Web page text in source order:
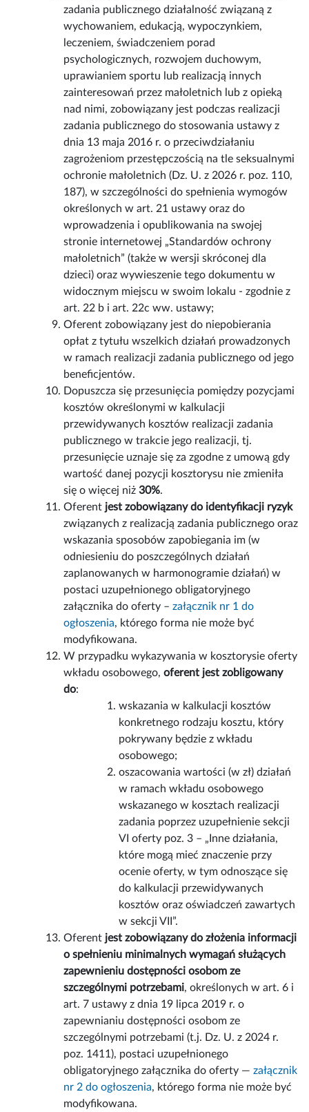
zadania publicznego działalność związaną z
wychowaniem, edukacją, wypoczynkiem,
leczeniem, świadczeniem porad
psychologicznych, rozwojem duchowym,
uprawianiem sportu lub realizacją innych
zainteresowań przez małoletnich lub z opieką
nad nimi, zobowiązany jest podczas realizacji
zadania publicznego do stosowania ustawy z
dnia 13 maja 2016 r. o przeciwdziałaniu
zagrożeniom przestępczością na tle seksualnymi
ochronie małoletnich (Dz. U. z 2026 r. poz. 110,
187), w szczególności do spełnienia wymogów
określonych w art. 21 ustawy oraz do
wprowadzenia i opublikowania na swojej
stronie internetowej „Standardów ochrony
małoletnich” (także w wersji skróconej dla
dzieci) oraz wywieszenie tego dokumentu w
widocznym miejscu w swoim lokalu - zgodnie z
art. 22 b i art. 22c ww. ustawy;
Oferent zobowiązany jest do niepobierania
opłat z tytułu wszelkich działań prowadzonych
w ramach realizacji zadania publicznego od jego
beneficjentów.
Dopuszcza się przesunięcia pomiędzy pozycjami
kosztów określonymi w kalkulacji
przewidywanych kosztów realizacji zadania
publicznego w trakcie jego realizacji, tj.
przesunięcie uznaje się za zgodne z umową gdy
wartość danej pozycji kosztorysu nie zmieniła
się o więcej niż30%.
Oferent jest zobowiązany do identyfikacji ryzyk
związanych z realizacją zadania publicznego oraz
wskazania sposobów zapobiegania im (w
odniesieniu do poszczególnych działań
zaplanowanych w harmonogramie działań) w
postaci uzupełnionego obligatoryjnego
załącznika do oferty –załącznik nr 1 do
ogłoszenia, którego forma nie może być
modyfikowana.
W przypadku wykazywania w kosztorysie oferty
wkładu osobowego,oferent jest zobligowany
do:
wskazania w kalkulacji kosztów
konkretnego rodzaju kosztu, który
pokrywany będzie z wkładu
osobowego;
oszacowania wartości (w zł) działań
w ramach wkładu osobowego
wskazanego w kosztach realizacji
zadania poprzez uzupełnienie sekcji
VI oferty poz. 3 – „Inne działania,
które mogą mieć znaczenie przy
ocenie oferty, w tym odnoszące się
do kalkulacji przewidywanych
kosztów oraz oświadczeń zawartych
w sekcji VII”.
Oferent jest zobowiązany do złożenia informacji
o spełnieniu minimalnych wymagań służących
zapewnieniu dostępności osobom ze
szczególnymi potrzebami, określonych w art. 6 i
art. 7 ustawy z dnia 19 lipca 2019 r. o
zapewnianiu dostępności osobom ze
szczególnymi potrzebami (t.j. Dz. U. z 2024 r.
poz. 1411), postaci uzupełnionego
obligatoryjnego załącznika do oferty —załącznik
nr 2 do ogłoszenia, którego forma nie może być
modyfikowana.